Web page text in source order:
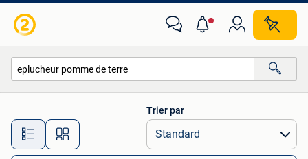
Toutes les distances…
Trier par